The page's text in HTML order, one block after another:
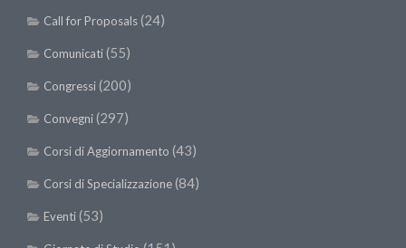
Call for Proposals(24)
Comunicati(55)
Congressi(200)
Convegni(297)
Corsi di Aggiornamento (43)
Corsi di Specializzazione(84)
Eventi(53)